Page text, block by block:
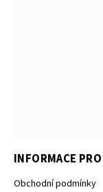
INFORMACE
Obchodní podmínky